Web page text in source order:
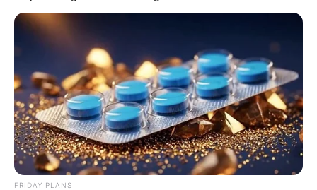
FRIDAY PLANS